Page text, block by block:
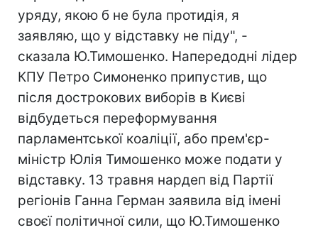
уряду, якою б не була протидія, я
заявляю, що у відставку не піду", -
сказала Ю.Тимошенко. Напередодні лідер
КПУ Петро Симоненко припустив, що
після дострокових виборів в Києві
відбудеться переформування
парламентської коаліції, або прем'єр-
міністр Юлія Тимошенко може подати у
відставку. 13 травня нардеп від Партії
регіонів Ганна Герман заявила від імені
своєї політичної сили, що Ю.Тимошенко